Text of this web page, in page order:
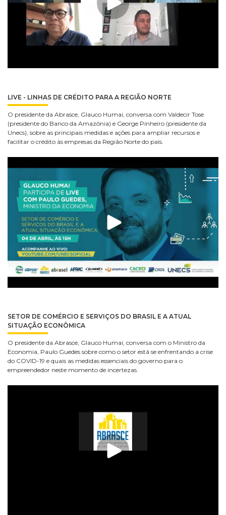
LIVE - LINHAS DE CRÉDITO PARA A REGIÃO NORTE
O presidente da Abrasce, Glauco Humai, conversa com Valdecir Tose
(presidente do Banco da Amazônia) e George Pinheiro (presidente da
Unecs), sobre as principais medidas e ações para ampliar recursos e
facilitar o crédito às empresas da Região Norte do país.
SETOR DE COMÉRCIO E SERVIÇOS DO BRASIL E A ATUAL
SITUAÇÃO ECONÔMICA
O presidente da Abrasce, Glauco Humai, conversa com o Ministro da
Economia, Paulo Guedes sobre como o setor está se enfrentando a crise
do COVID-19 e quais as medidas essenciais do governo para o
empreendedor neste momento de incertezas.